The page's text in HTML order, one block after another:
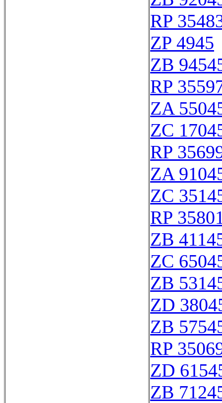
RP
ZP 4945
ZB
RP
ZA
ZC
RP
ZA
ZC
RP
ZB
ZC
ZB
ZD
ZB
RP
ZD
ZB